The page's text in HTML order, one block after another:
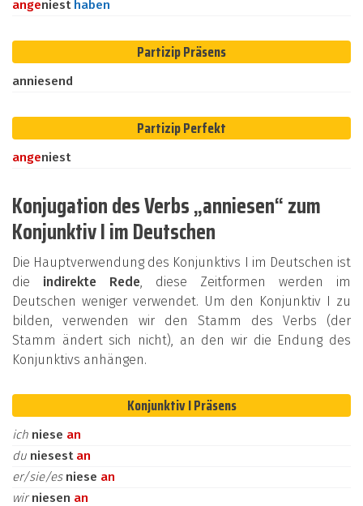
angeniest haben
Partizip Präsens
anniesend
Partizip Perfekt
angeniest
Konjugation des Verbs „anniesen“ zum
Konjunktiv I im Deutschen
Die Hauptverwendung des Konjunktivs I im Deutschen ist
die indirekte Rede, diese Zeitformen werden im
Deutschen weniger verwendet. Um den Konjunktiv I zu
bilden, verwenden wir den Stamm des Verbs (der
Stamm ändert sich nicht), an den wir die Endung des
Konjunktivs anhängen.
Konjunktiv I Präsens
ich niese an
du niesest an
er/sie/es niese an
wirniesen an